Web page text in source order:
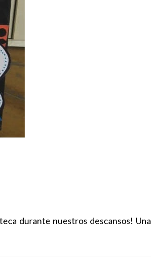
durante nuestros descansos! Una